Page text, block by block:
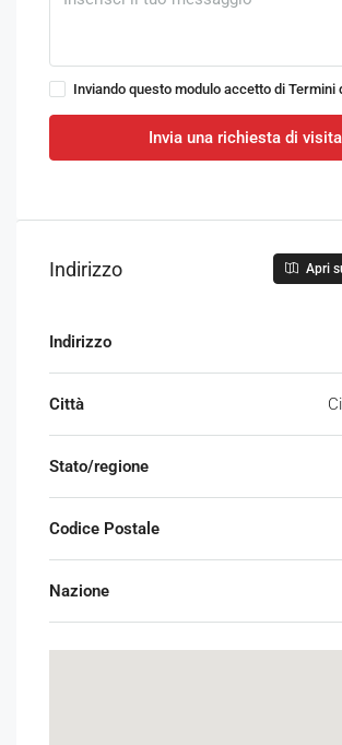
Inviando questo modulo accetto di Termini
Invia una richiesta di visita
Indirizzo Apri
Indirizzo
Città
Stato/regione
Codice Postale
Nazione